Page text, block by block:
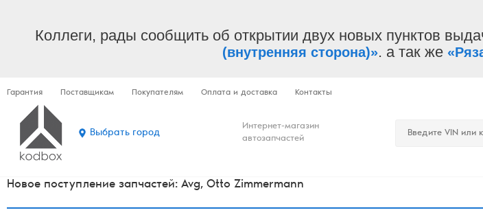
Коллеги, рады сообщить об открытии двух новых пунктов
(внутренняя сторона)». а так же
Гарантия Поставщикам Покупателям Оплата и доставка Контакты
Выбрать город
Интернет-магазин
автозапчастей
Новое поступление запчастей: Avg, Otto Zimmermann